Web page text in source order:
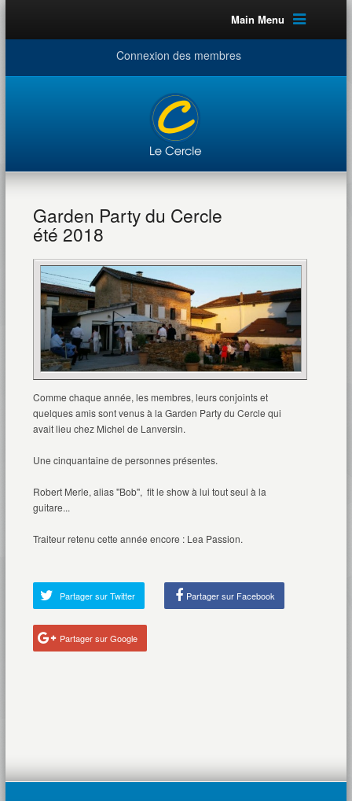
Main Menu
Connexion des membres
Garden Party du Cercle
été 2018
Comme chaque année, les membres, leurs conjoints et
quelques amis sont venus à la Garden Party du Cercle qui
avait lieu chez Michel de Lanversin.
Une cinquantaine de personnes présentes.
Robert Merle, alias ''Bob'', fit le show à lui tout seul à la
guitare...
Traiteur retenu cette année encore : Lea Passion.
Partager sur Twitter Partager sur Facebook
Partager sur Google